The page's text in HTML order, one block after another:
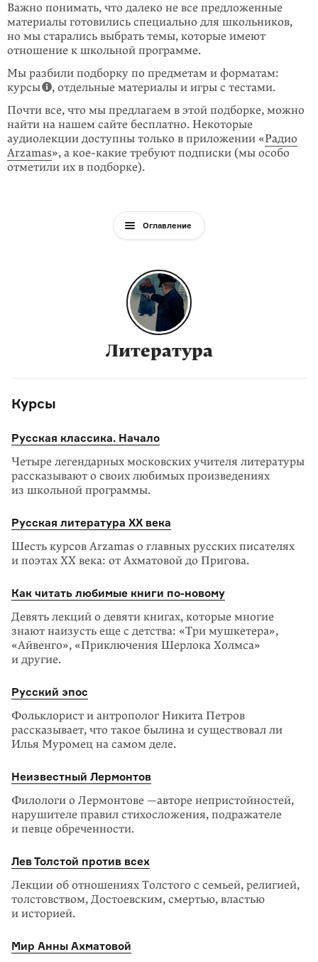
Важно понимать, что далеко не все предло­женные
материалы готовились специально для школьников,
но мы старались выбрать темы, которые имеют
отношение к школьной программе.
Мы разбили подборку по предметам и форматам:
курсы
, отдельные материалы и игры с тестами.
Почти все, что мы предлагаем в этой подборке, можно
найти на нашем сайте бесплатно. Некоторые
аудиолекции доступны только в приложении «Радио
Arzamas», а кое-какие требуют подписки (мы особо
отметили их в подборке).
Оглавление
Литература
Курсы
Русская классика. Начало
Четыре легендарных московских учителя литературы
рассказывают о своих любимых произведениях
из школьной программы.
Русская литература XX века
Шесть курсов Arzamas о главных русских писателях
и поэтах XX века: от Ахматовой до Пригова.
Как читать любимые книги по-новому
Девять лекций о девяти книгах, которые многие
знают наизусть еще с детства: «Три мушкетера»,
«Айвенго», «Приключения Шерлока Холмса»
и другие.
Русский эпос
Фольклорист и антрополог Никита Петров
рассказывает, что такое былина и существовал ли
Илья Муромец на самом деле.
Неизвестный Лермонтов
Филологи о Лермонтове —авторе непристойностей,
нарушителе правил стихосложения, подражателе
и певце обреченности.
Лев Толстой против всех
Лекции об отношениях Толстого с семьей, религией,
толстовством, Достоевским, смертью, властью
и историей.
Мир Анны Ахматовой